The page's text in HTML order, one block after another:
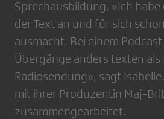
Sprechausbildung. «Ich
der Text an und für sich
ausmacht. Bei einem
Übergänge anders texten als
Radiosendung», sagt
mit ihrer Produzentin Maj-
zusammengearbeitet.